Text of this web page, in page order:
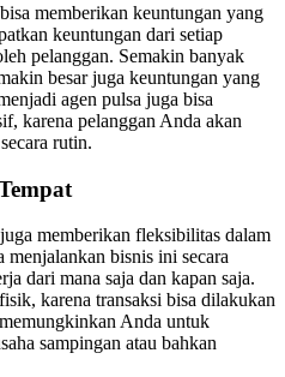
memberikan keuntungan yang
keuntungan dari setiap
pelanggan. Semakin banyak
besar juga keuntungan yang
agen pulsa juga bisa
karena pelanggan Anda akan
rutin.
memberikan fleksibilitas dalam
bisnis ini secara
dari mana saja dan kapan saja.
karena transaksi bisa dilakukan
Anda untuk
sampingan atau bahkan